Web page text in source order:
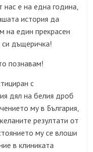
е на една година,
история да
на един прекрасен
дъщеричка!
познавам!
с
дял на белия дроб
му в България,
резултати от
му се влоши
в клиниката